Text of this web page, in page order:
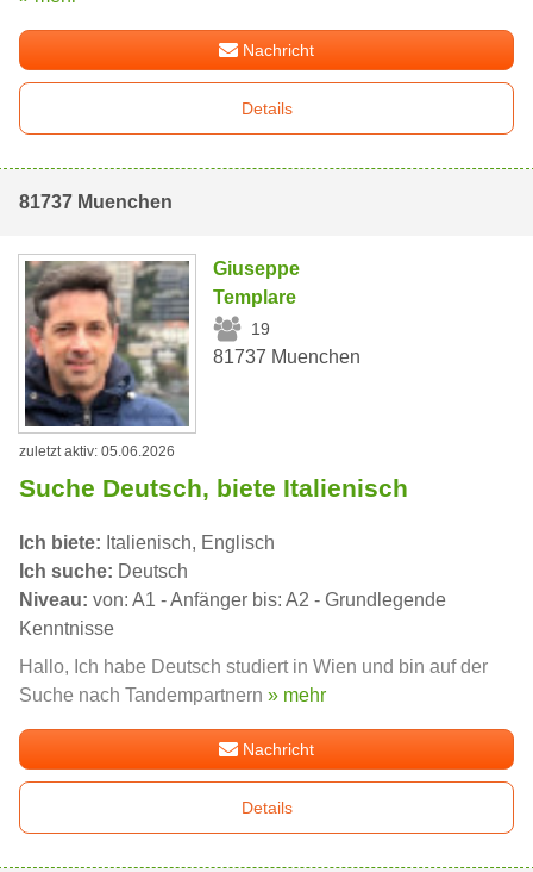
Nachricht
Details
81737 Muenchen
Giuseppe
Templare
19
81737 Muenchen
zuletzt aktiv: 05.06.2026
Suche Deutsch, biete Italienisch
Ich biete: Italienisch, Englisch
Ich suche: Deutsch
Niveau: von: A1 - Anfänger bis: A2 - Grundlegende
Kenntnisse
Hallo, Ich habe Deutsch studiert in Wien und bin auf der
Suche nach Tandempartnern » mehr
Nachricht
Details